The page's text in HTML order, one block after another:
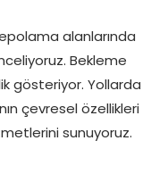
alanlarında
Bekleme
gösteriyor. Yollarda
çevresel özellikleri
sunuyoruz.